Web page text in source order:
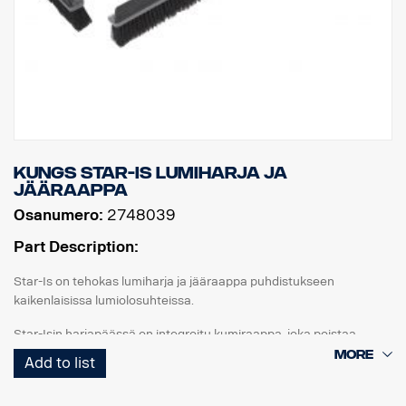
Kungs Star-Is lumiharja ja
jääraappa
Osanumero: 2748039
Part Description:
Star-Is on tehokas lumiharja ja jääraappa puhdistukseen
kaikenlaisissa lumiolosuhteissa.
Star-Isin harjapäässä on integroitu kumiraappa, joka poistaa
veden ja raskaan lumen. Harjapää voidaan asettaa kahteen
asentoon, joko T-muotoon tai suoraan.
Add to list